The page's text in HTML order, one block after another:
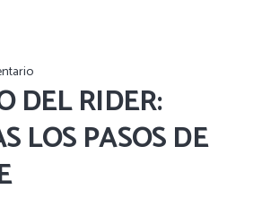
DEL RIDER:
LOS PASOS DE